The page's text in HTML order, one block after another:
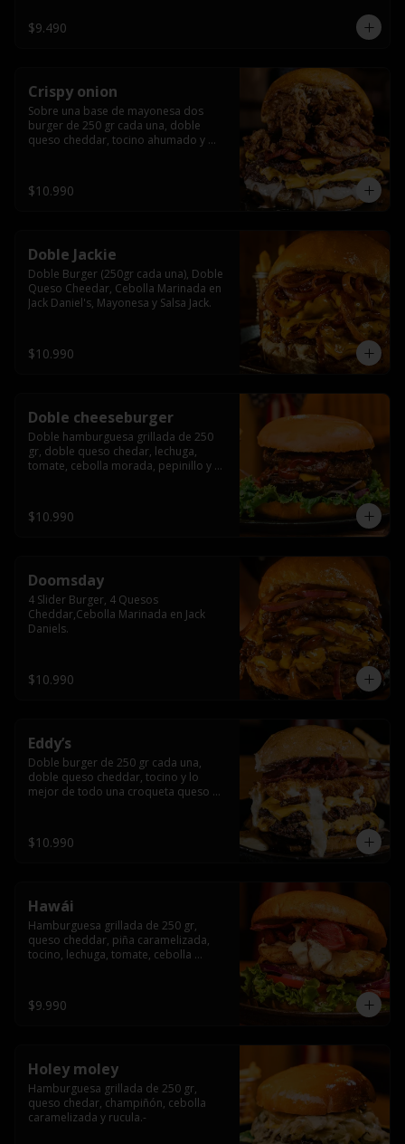
$9.490
Crispy onion
Sobre una base de mayonesa dos
burger de 250 gr cada una, doble
queso cheddar, tocino ahumado y
$10.990
Doble Jackie
Doble Burger (250gr cada una), Doble
Queso Cheedar, Cebolla Marinada en
Jack Daniel's, Mayonesa y Salsa Jack.
$10.990
Doble cheeseburger
Doble hamburguesa grillada de 250
gr, doble queso chedar, lechuga,
tomate, cebolla morada, pepinillo y
$10.990
Doomsday
4 Slider Burger, 4 Quesos
Cheddar,Cebolla Marinada en Jack
Daniels.
$10.990
Eddy’s
Doble burger de 250 gr cada una,
doble queso cheddar, tocino y lo
mejor de todo una croqueta queso
$10.990
Hawái
Hamburguesa grillada de 250 gr,
queso cheddar, piña caramelizada,
tocino, lechuga, tomate, cebolla
$9.990
Holey moley
Hamburguesa grillada de 250 gr,
queso chedar, champiñón, cebolla
caramelizada y rucula.-